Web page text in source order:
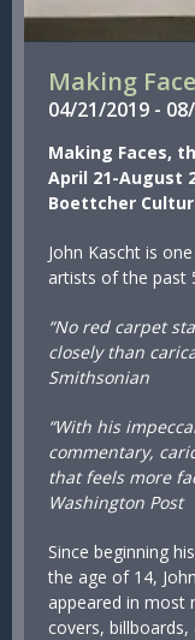
Making
04/21/2019 - 08/
Making Faces,
April 21-August
Boettcher
John Kascht is
artists of the past
“No red carpet
closely than
Smithsonian
“With his
commentary,
that feels more
Washington Post
Since beginning
the age of 14,
appeared in most
covers,